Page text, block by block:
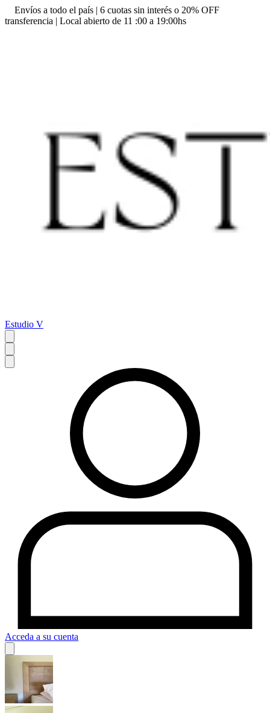
Envíos a todo el país | 6 cuotas sin interés o 20% OFF
transferencia | Local abierto de 11 :00 a 19:00hs
Estudio V
Acceda a su cuenta